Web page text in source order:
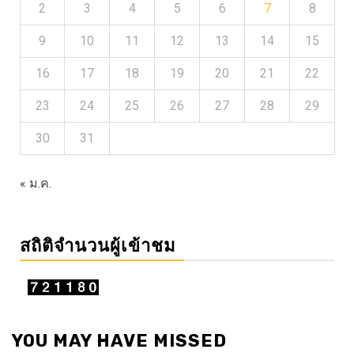
2 3 4 5 6 7 8
9 10 11 12 13 14 15
16 17 18 19 20 21 22
23 24 25 26 27 28 29
30 31
« ม.ค.
สถิติจำนวนผู้เข้าชม
YOU MAY HAVE MISSED